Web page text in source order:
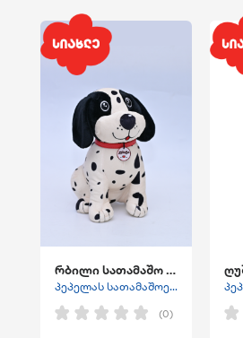
რბილი სათამაშო - კუპატა
პეპელას სათამაშოები
(0)